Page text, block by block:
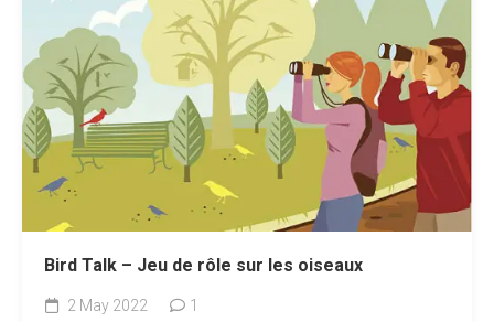
Bird Talk – Jeu de rôle sur les oiseaux
2 May 2022 1